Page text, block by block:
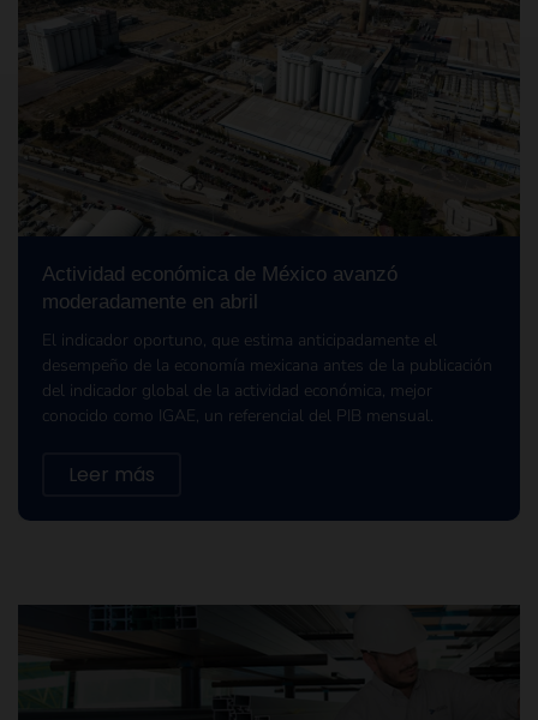
Actividad económica de México avanzó
moderadamente en abril
El indicador oportuno, que estima anticipadamente el
desempeño de la economía mexicana antes de la publicación
del indicador global de la actividad económica, mejor
conocido como IGAE, un referencial del PIB mensual.
Leer más